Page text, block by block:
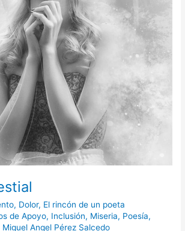
, Dolor, El rincón de un poeta
de Apoyo, Inclusión, Miseria, Poesía,
Miguel Angel Pérez Salcedo